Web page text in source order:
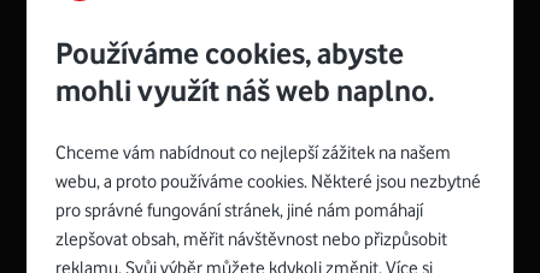
Zyxel VMG8623-T50B:
Rozměry modemu jsou 16 x 22 x 7,5 cm (včetně stojánku)
Spojte se s Vodafonem
Používáme cookies, abyste
mohli využít náš web naplno.
Chceme vám nabídnout co nejlepší zážitek na našem
webu, a proto používáme cookies. Některé jsou nezbytné
pro správné fungování stránek, jiné nám pomáhají
zlepšovat obsah, měřit návštěvnost nebo přizpůsobit
reklamu. Svůj výběr můžete kdykoli změnit. Více si